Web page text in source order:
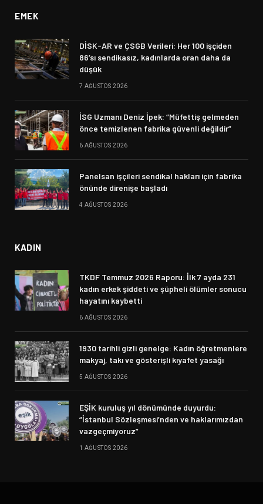
EMEK
DİSK-AR ve ÇSGB Verileri: Her 100 işçiden
86’sı sendikasız, kadınlarda oran daha da
düşük
7 AĞUSTOS 2026
İSG Uzmanı Deniz İpek: “Müfettiş gelmeden
önce temizlenen fabrika güvenli değildir”
6 AĞUSTOS 2026
Panelsan işçileri sendikal hakları için fabrika
önünde direnişe başladı
4 AĞUSTOS 2026
KADIN
TKDF Temmuz 2026 Raporu: İlk 7 ayda 231
kadın erkek şiddeti ve şüpheli ölümler sonucu
hayatını kaybetti
6 AĞUSTOS 2026
1930 tarihli gizli genelge: Kadın öğretmenlere
makyaj, takı ve gösterişli kıyafet yasağı
5 AĞUSTOS 2026
EŞİK kuruluş yıl dönümünde duyurdu:
“İstanbul Sözleşmesi’nden ve haklarımızdan
vazgeçmiyoruz”
1 AĞUSTOS 2026